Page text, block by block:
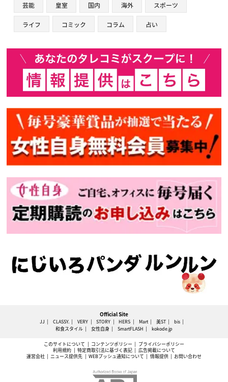
芸能 皇室 国内 海外 スポーツ
ライフ コミック コラム 占い
Official Site
JJ CLASSY. VERY STORY HERS Mart 美ST
bis
和食スタイル
女性自身 SmartFLASH kokode.jp
このサイトについて コンテンツポリシー
プライバシーポリシー
利用規約
特定商取引法に基づく表記
広告掲載について
運営会社
ニュース提供先 WEBプッシュ通知について 情報提供 お問い合わせ